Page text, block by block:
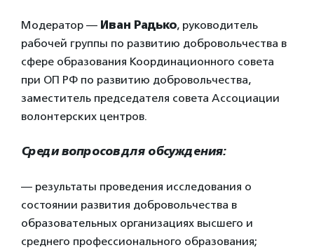
Модератор — Иван Радько, руководитель
рабочей группы по развитию добровольчества в
сфере образования Координационного совета
при ОП РФ по развитию добровольчества,
заместитель председателя совета Ассоциации
волонтерских центров.
Среди вопросов для обсуждения:
— результаты проведения исследования о
состоянии развития добровольчества в
образовательных организациях высшего и
среднего профессионального образования;